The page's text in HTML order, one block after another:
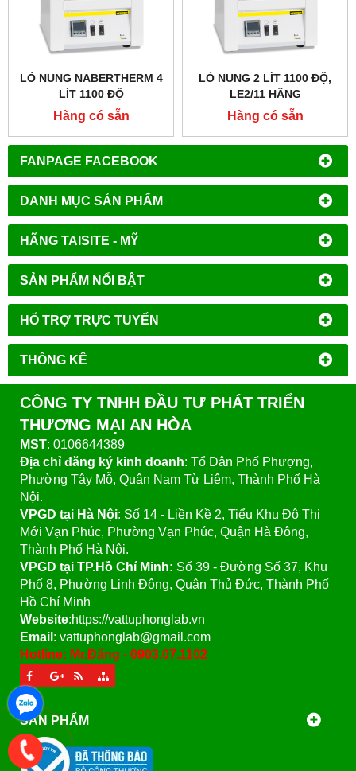
FANPAGE FACEBOOK
DANH MỤC SẢN PHẨM
HÃNG TAISITE - MỸ
SẢN PHẨM NỔI BẬT
HỔ TRỢ TRỰC TUYẾN
THỐNG KÊ
LÒ NUNG NABERTHERM 4
LÍT 1100 ĐỘ
Hàng có sẵn
LÒ NUNG 2 LÍT 1100 ĐỘ,
LE2/11 HÃNG
NABERTHERM - ĐỨC
Hàng có sẵn
CÔNG TY TNHH ĐẦU TƯ PHÁT TRIỂN
THƯƠNG MẠI AN HÒA
MST: 0106644389
Địa chỉ đăng ký kinh doanh: Tổ Dân Phố Phượng,
Phường Tây Mỗ, Quận Nam Từ Liêm, Thành Phố Hà
Nội.
VPGD tại Hà Nội: Số 14 - Liền Kề 2, Tiểu Khu Đô Thị
Mới Vạn Phúc, Phường Vạn Phúc, Quận Hà Đông,
Thành Phố Hà Nội.
VPGD tại TP.Hồ Chí Minh: Số 39 - Đường Số 37, Khu
Phố 8, Phường Linh Đông, Quận Thủ Đức, Thành Phố
Hồ Chí Minh
Website:https://vattuphonglab.vn
Email : vattuphonglab@gmail.com
Hotline: Mr.Đăng - 0903.07.1102
SẢN PHẨM